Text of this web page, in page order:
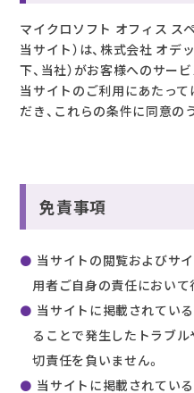
マイクロソフト オフィス ス
当サイト）は、株式会社 オデ
下、当社）がお客様へのサー
当サイトのご利用にあたって
だき、これらの条件に同意の
免責事項
当サイトの閲覧およびサ
用者ご自身の責任において
当サイトに掲載されてい
ることで発生したトラブル
切責任を負いません。
当サイトに掲載されてい